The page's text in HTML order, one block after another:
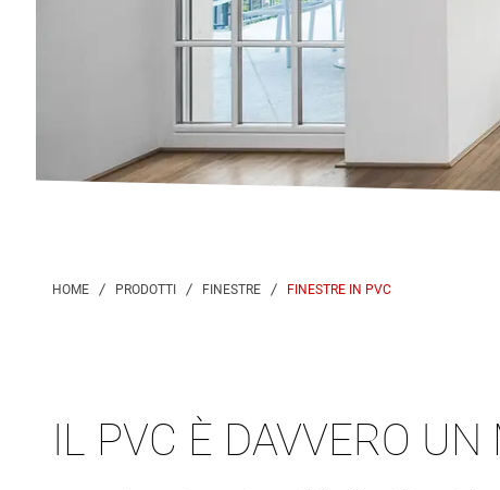
FINESTRE IN PVC
IL PVC È DAVVERO